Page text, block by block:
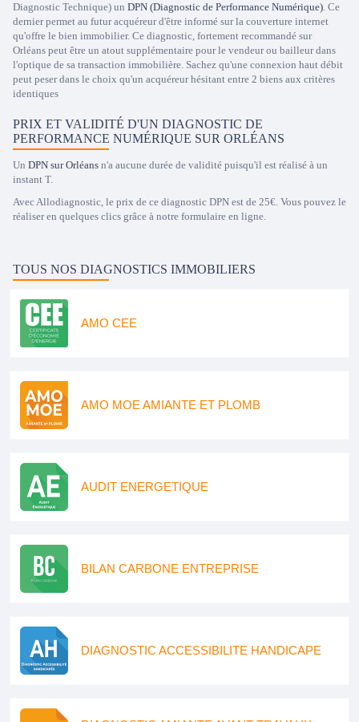
Diagnostic Technique) un DPN (Diagnostic de Performance Numérique). Ce
dernier permet au futur acquéreur d'être informé sur la couverture internet
qu'offre le bien immobilier. Ce diagnostic, fortement recommandé sur
Orléans peut être un atout supplémentaire pour le vendeur ou bailleur dans
l'optique de sa transaction immobilière. Sachez qu'une connexion haut débit
peut peser dans le choix qu'un acquéreur hésitant entre 2 biens aux critères
identiques
PRIX ET VALIDITÉ D'UN DIAGNOSTIC DE
PERFORMANCE NUMÉRIQUE SUR ORLÉANS
Un DPN sur Orléans n'a aucune durée de validité puisqu'il est réalisé à un
instant T.
Avec Allodiagnostic, le prix de ce diagnostic DPN est de 25€. Vous pouvez le
réaliser en quelques clics grâce à notre formulaire en ligne.
TOUS NOS DIAGNOSTICS IMMOBILIERS
AMO CEE
AMO MOE AMIANTE ET PLOMB
AUDIT ENERGETIQUE
BILAN CARBONE ENTREPRISE
DIAGNOSTIC ACCESSIBILITE HANDICAPE